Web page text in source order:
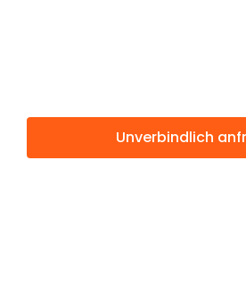
Unverbindlich